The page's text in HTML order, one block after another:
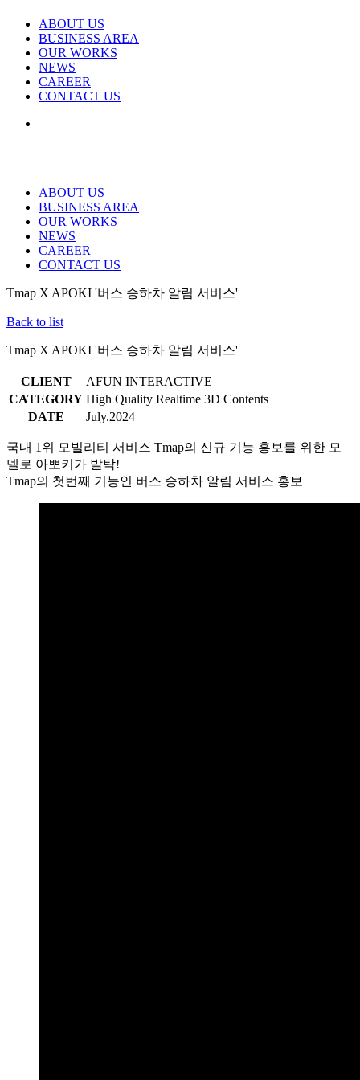
ABOUT US
BUSINESS AREA
OUR WORKS
NEWS
CAREER
CONTACT US
ABOUT US
BUSINESS AREA
OUR WORKS
NEWS
CAREER
CONTACT US
Tmap X APOKI '버스 승하차 알림 서비스'
Back to list
Tmap X APOKI '버스 승하차 알림 서비스'
CLIENT
AFUN INTERACTIVE
CATEGORY High Quality Realtime 3D Contents
DATE
July.2024
국내 1위 모빌리티 서비스 Tmap의 신규 기능 홍보를 위한 모
델로 아뽀키가 발탁!
Tmap의 첫번째 기능인 버스 승하차 알림 서비스 홍보